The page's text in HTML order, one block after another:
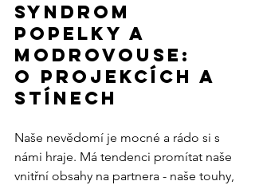
Syndrom
Popelky a
Modrovouse:
O projekcích a
stínech
Naše nevědomí je mocné a rádo si s
námi hraje. Má tendenci promítat naše
vnitřní obsahy na partnera - naše touhy,